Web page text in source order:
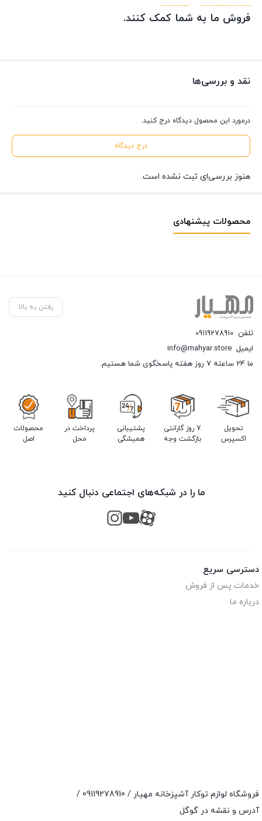
فروش ما به شما کمک کنند.
نقد و بررسی‌ها
درمورد این محصول دیدگاه درج کنید.
درج دیدگاه
هنوز بررسی‌ای ثبت نشده است.
محصولات پیشنهادی
رفتن به بالا
تلفن 09119278910
ایمیل info@mahyar.store
ما 24 ساعته 7 روز هفته پاسخگوی شما هستیم.
تحویل
اکسپرس
7 روز گارانتی
بازگشت وجه
پشتیبانی
همیشگی
پرداخت در
محل
محصولات
اصل
ما را در شبکه‌های اجتماعی دنبال کنید
دسترسی سریع
خدمات پس از فروش
درباره ما
فروشگاه لوازم توکار آشپزخانه مهیار / 09119278910
/
آدرس و نقشه در گوگل